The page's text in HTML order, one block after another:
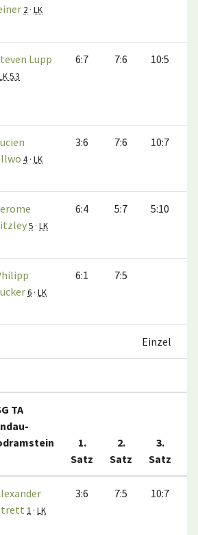
2 · LK
Lupp
5.3
6:7 7:6 10:5
4 · LK
3:6 7:6 10:7
5 · LK
6:4 5:7 5:10
6 · LK
6:1 7:5
Einzel
TA
1.
Satz
2.
Satz
3.
Satz
1 · LK
3:6 7:5 10:7